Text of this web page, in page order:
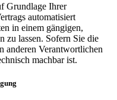
Grundlage Ihrer
automatisiert
in einem gängigen,
zu lassen. Sofern Sie die
anderen Verantwortlichen
machbar ist.